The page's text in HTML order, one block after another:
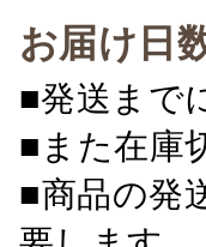
お届け日
■発送まで
■また在庫
■商品の発